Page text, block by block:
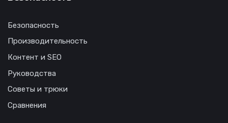
Безопасность
Производительность
Контент и SEO
Руководства
Советы и трюки
Сравнения